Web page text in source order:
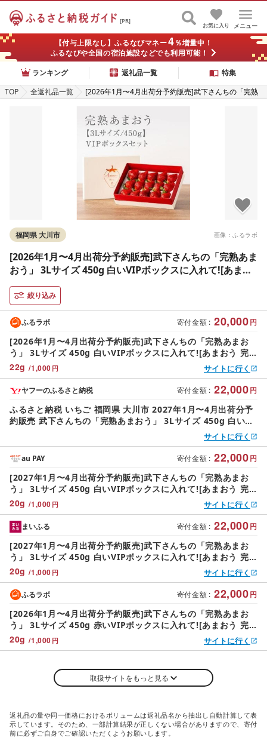
[PR]
メニュー
お気に入り
【付与上限なし】ふるなびマネー4％増量中！
ふるなびや全国の宿泊施設などでも利用可能！
ランキング
返礼品一覧
特集
TOP
全返礼品一覧
[2026年1月〜4月出荷分予約販売]武下さんちの「完熟
[あまおう 完熟 いちご 苺 イチゴ くだもの 果物 フルー
ツ 大粒 450g ご当地 ブランド ギフト 人気 おすすめ 送
料無料 福岡県 大川市 AA068]
画像：ふるラボ
福岡県 大川市
[2026年1月〜4月出荷分予約販売]武下さんちの「完熟あま
おう」 3Lサイズ 450g 白いVIPボックスに入れて![あまお
う 完熟 いちご 苺 イチゴ くだもの 果物 フルーツ 大粒
450g ご当地 ブランド ギフト 人気 おすすめ 送料無料 福
岡県 大川市 AA068]
絞り込み
寄付金額 : 20,000円
22g /1,000 円
ふるラボ
[2026年1月〜4月出荷分予約販売]武下さんちの「完熟あまお
う」 3Lサイズ 450g 白いVIPボックスに入れて![あまおう 完
熟 いちご 苺 イチゴ くだもの 果物 フルーツ 大粒 450g ご当
地 ブランド ギフト 人気 おすすめ 送料無料 福岡県 大川市
AA068]
サイトに行く
寄付金額 : 22,000円
ヤフーのふるさと納税
ふるさと納税 いちご 福岡県 大川市 2027年1月〜4月出荷分予
約販売 武下さんちの「完熟あまおう」 3Lサイズ 450g 白い
サイトに行く
寄付金額 : 22,000円
20g /1,000 円
au PAY
[2027年1月〜4月出荷分予約販売]武下さんちの「完熟あまお
う」 3Lサイズ 450g 白いVIPボックスに入れて![あまおう 完
熟 いちご 苺 イチゴ くだもの 果物 フルーツ 大粒 450g ご当
地 ブランド ギフト 人気 おすすめ 送料無料 福岡県 大川市
AA068]
サイトに行く
寄付金額 : 22,000円
20g /1,000 円
まいふる
[2027年1月〜4月出荷分予約販売]武下さんちの「完熟あまお
う」 3Lサイズ 450g 白いVIPボックスに入れて![あまおう 完
熟 いちご 苺 イチゴ くだもの 果物 フルーツ 大粒 450g ご当
地 ブランド ギフト 人気 おすすめ 送料無料 福岡県 大川市
AA068]
サイトに行く
寄付金額 : 22,000円
20g /1,000 円
ふるラボ
[2026年1月〜4月出荷分予約販売]武下さんちの「完熟あまお
う」 3Lサイズ 450g 赤いVIPボックスに入れて![あまおう 完
熟 いちご 苺 イチゴ くだもの 果物 フルーツ 大粒 450g ご当
地 ブランド ギフト 人気 おすすめ 送料無料 福岡県 大川市
サイトに行く
取扱サイトをもっと見る
返礼品の量や同一価格におけるボリュームは返礼品名から抽出し自動計算して表
示しています。そのため、一部計算結果が正しくない場合がありますので、寄付
前に必ずご自身でご確認いただくようお願いします。